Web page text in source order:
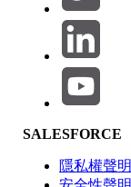
產品區域
功能影響
SALESFORCE
隱私權聲明